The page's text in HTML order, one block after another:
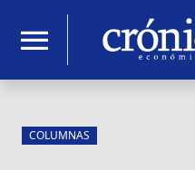
menu
COLUMNAS